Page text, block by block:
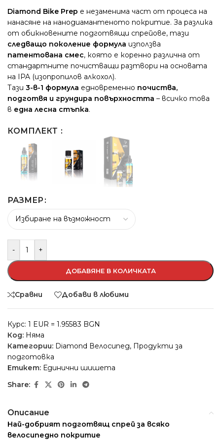
Diamond Bike Prep е незаменима част от процеса на
нанасяне на нанодиамантеното покритие. За разлика
от обикновените подготвящи спрейове, тази
следващо поколение формула използва
патентована смес, която е коренно различна от
стандартните почистващи разтвори на основата
на IPA (изопропилов алкохол).
Тази 3-в-1 формула едновременно почиства,
подготвя и грундира повърхността – всичко това
в една лесна стъпка.
КОМПЛЕКТ
РАЗМЕР
- +
ДОБАВЯНЕ В КОЛИЧКАТА
Сравни Добави в любими
Курс: 1 EUR = 1.95583 BGN
Код: Няма
Категории: Diamond Велосипед, Продукти за
подготовка
Етикет: Единични шишета
Share:
Описание
Най-добрият подготвящ спрей за всяко
велосипедно покритие